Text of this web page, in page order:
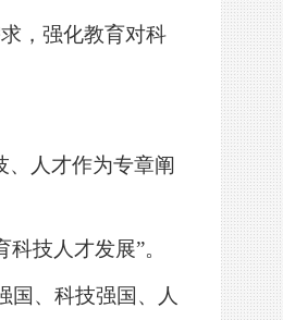
，强化教育对科
、人才作为专章阐
技人才发展”。
国、科技强国、人